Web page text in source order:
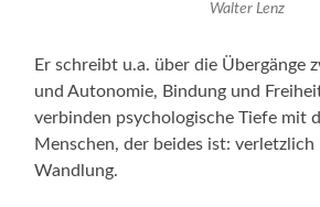
Walter Lenz
Er schreibt u.a. über die Übergänge
und Autonomie, Bindung und
verbinden psychologische Tiefe mit
Menschen, der beides ist:
Wandlung.